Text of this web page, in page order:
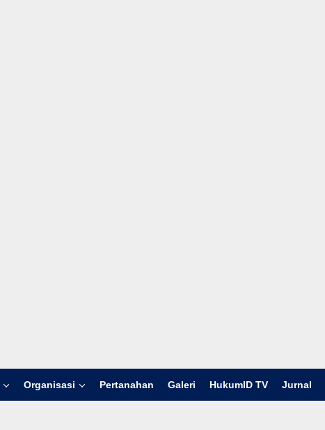
Organisasi Pertanahan Galeri HukumID TV Jurnal